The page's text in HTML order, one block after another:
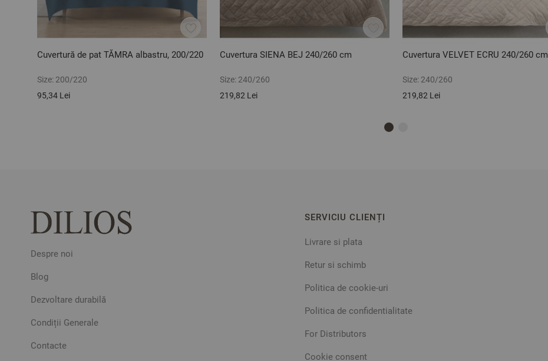
Cuvertură de pat TĂMRA albastru, 200/220
Size: 200/220
95,34 Lei
Cuvertura SIENA BEJ 240/260 cm
Size: 240/260
219,82 Lei
Cuvertura VELVET ECRU 240/260 cm
Size: 240/260
219,82 Lei
Despre noi
Blog
Dezvoltare durabilă
Condiții Generale
Contacte
SERVICIU CLIENȚI
Livrare si plata
Retur si schimb
Politica de cookie-uri
Politica de confidentialitate
For Distributors
Cookie consent